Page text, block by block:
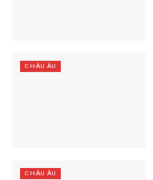
CHÂU ÂU
CHÂU ÂU